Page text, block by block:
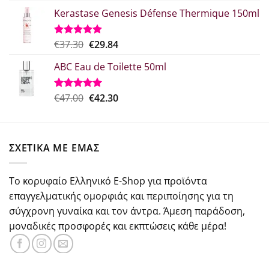
από 5
was:
€29.00.
τιμή
€21.75.
Kerastase Genesis Défense Thermique 150ml
Βαθμολογήθηκε
από 5
€37.30 Original
was:
€37.30.
€29.84Η
τιμή
€29.84.
ABC Eau de Toilette 50ml
Βαθμολογήθηκε
€47.00 Original
€42.30Η
ΣΧΕΤΙΚΑ ΜΕ ΕΜΑΣ
Το κορυφαίο Ελληνικό E-Shop για προϊόντα
επαγγελματικής ομορφιάς και περιποίησης για τη
σύγχρονη γυναίκα και τον άντρα. Άμεση παράδοση,
μοναδικές προσφορές και εκπτώσεις κάθε μέρα!